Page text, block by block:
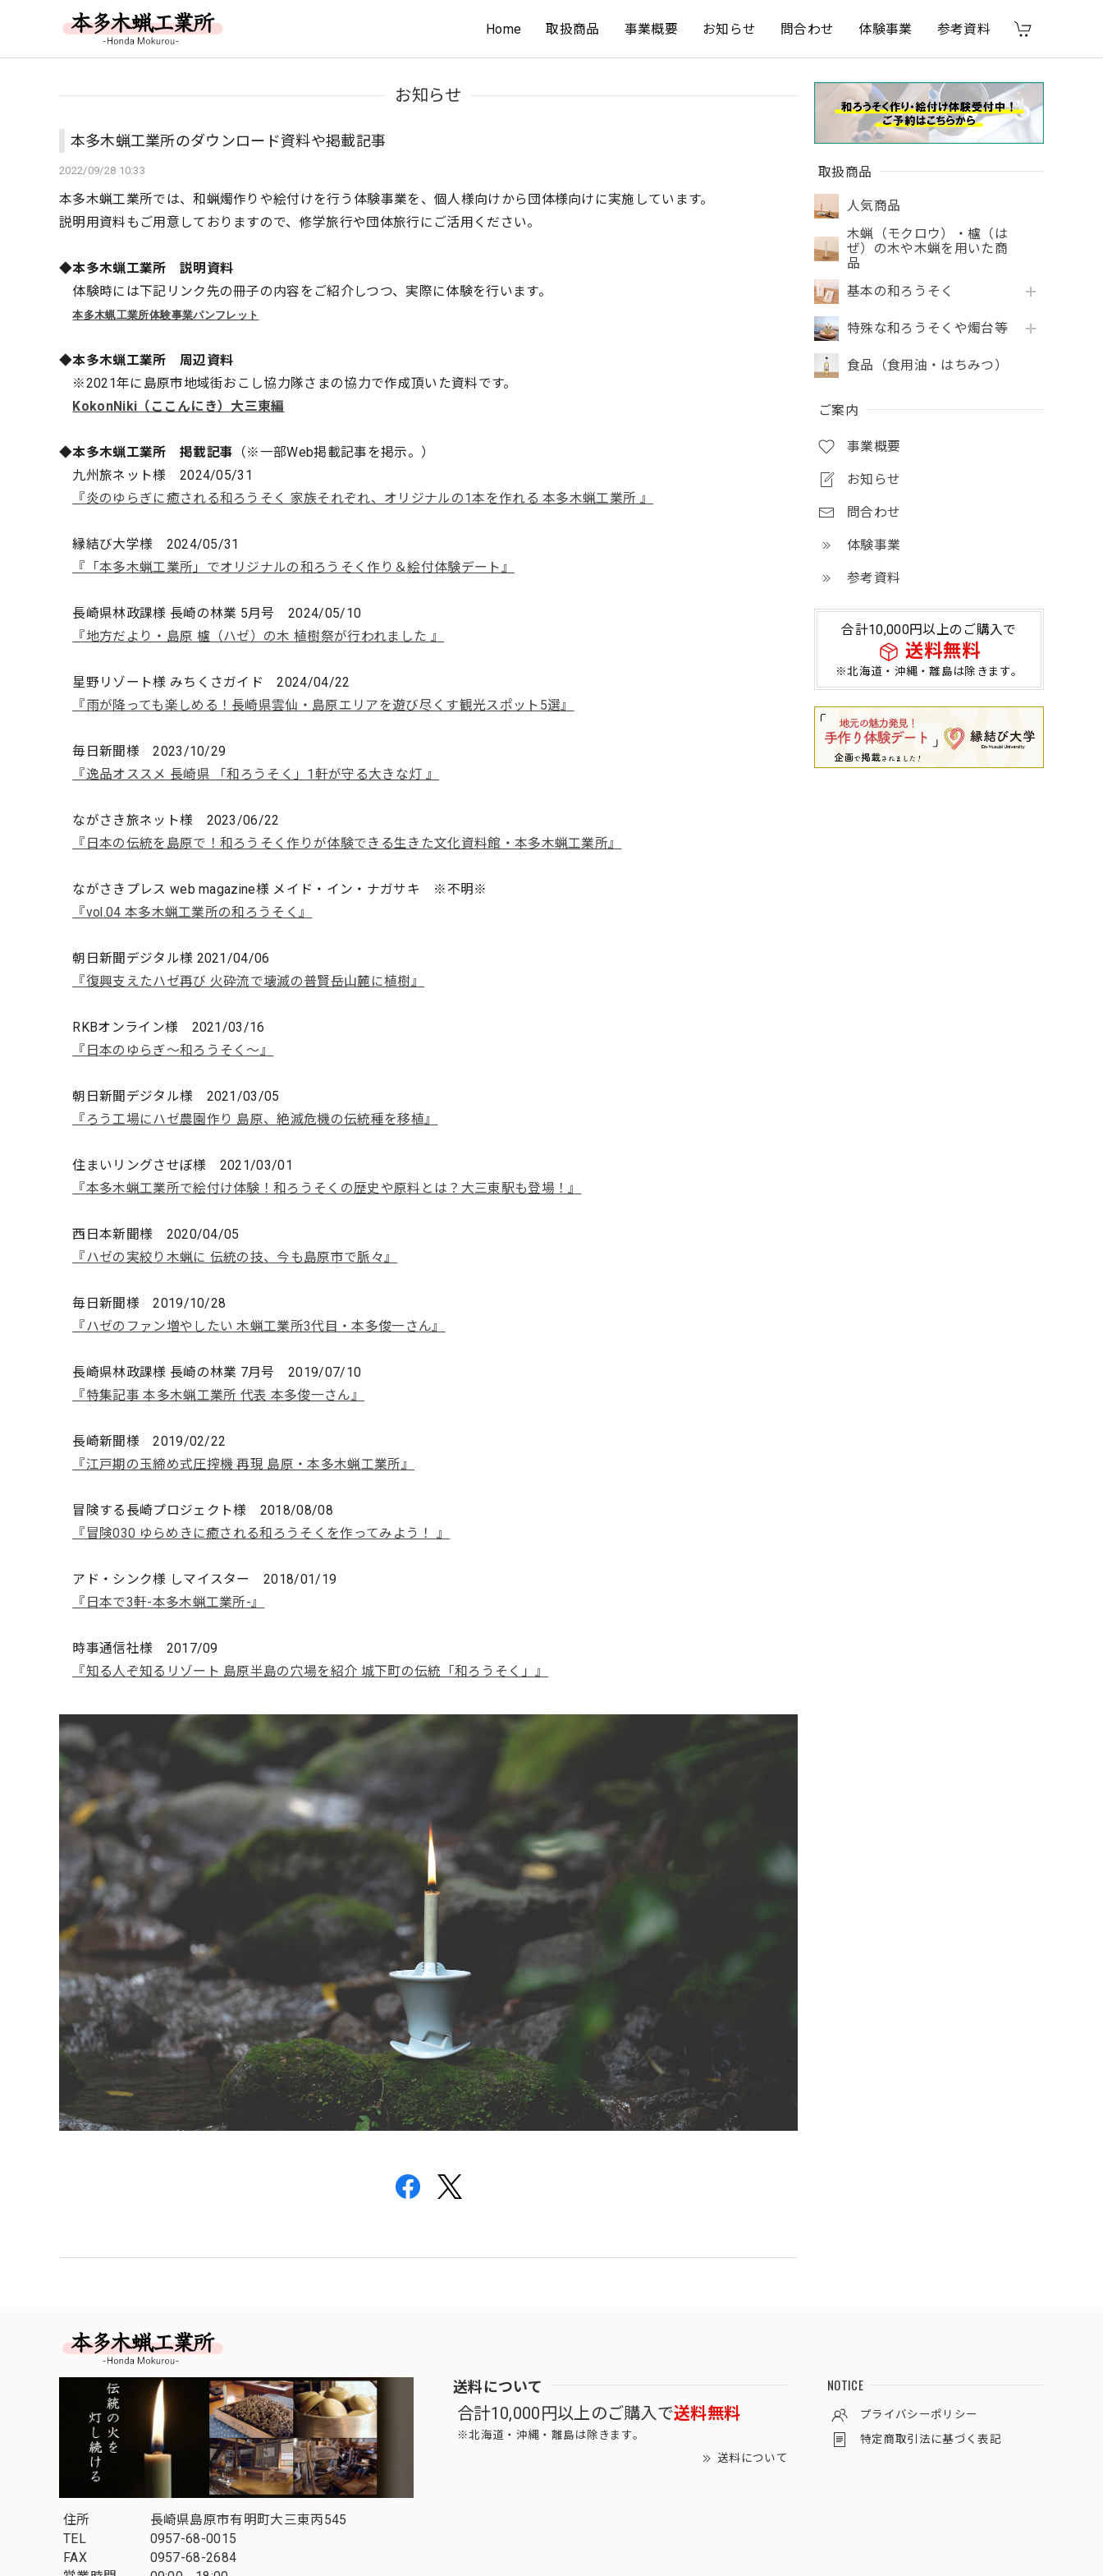
Home 取扱商品 事業概要 お知らせ 問合わせ 体験事業 参考資料
取扱商品
人気商品
木蝋（モクロウ）・櫨（は
ぜ）の木や木蝋を用いた商
品
基本の和ろうそく
特殊な和ろうそくや燭台等
食品（食用油・はちみつ）
ご案内
事業概要
お知らせ
問合わせ
体験事業
参考資料
合計10,000円以上のご購入で
送料無料
※北海道・沖縄・離島は除きます。
お知らせ
本多木蝋工業所のダウンロード資料や掲載記事
2022/09/28 10:33
本多木蝋工業所では、和蝋燭作りや絵付けを行う体験事業を、個人様向けから団体様向けに実施しています。
説明用資料もご用意しておりますので、修学旅行や団体旅行にご活用ください。
◆本多木蝋工業所 説明資料
体験時には下記リンク先の冊子の内容をご紹介しつつ、実際に体験を行います。
本多木蝋工業所体験事業パンフレット
◆本多木蝋工業所 周辺資料
※2021年に島原市地域街おこし協力隊さまの協力で作成頂いた資料です。
KokonNiki（ここんにき）大三東編
◆本多木蝋工業所 掲載記事 （※一部Web掲載記事を掲示。）
九州旅ネット様 2024/05/31
『炎のゆらぎに癒される和ろうそく 家族それぞれ、オリジナルの1本を作れる 本多木蝋工業所 』
縁結び大学様 2024/05/31
『「本多木蝋工業所」でオリジナルの和ろうそく作り＆絵付体験デート』
長崎県林政課様 長崎の林業 5月号 2024/05/10
『地方だより・島原 櫨（ハゼ）の木 植樹祭が行われました 』
星野リゾート様 みちくさガイド 2024/04/22
『雨が降っても楽しめる！長崎県雲仙・島原エリアを遊び尽くす観光スポット5選』
毎日新聞様 2023/10/29
『逸品オススメ 長崎県 「和ろうそく」1軒が守る大きな灯 』
ながさき旅ネット様 2023/06/22
『日本の伝統を島原で！和ろうそく作りが体験できる生きた文化資料館・本多木蝋工業所』
ながさきプレス web magazine様 メイド・イン・ナガサキ ※不明※
『vol.04 本多木蝋工業所の和ろうそく』
朝日新聞デジタル様 2021/04/06
『復興支えたハゼ再び 火砕流で壊滅の普賢岳山麓に植樹』
RKBオンライン様 2021/03/16
『日本のゆらぎ～和ろうそく～』
朝日新聞デジタル様 2021/03/05
『ろう工場にハゼ農園作り 島原、絶滅危機の伝統種を移植』
住まいリングさせぼ様 2021/03/01
『本多木蝋工業所で絵付け体験！和ろうそくの歴史や原料とは？大三東駅も登場！』
西日本新聞様 2020/04/05
『ハゼの実絞り木蝋に 伝統の技、今も島原市で脈々』
毎日新聞様 2019/10/28
『ハゼのファン増やしたい 木蝋工業所3代目・本多俊一さん』
長崎県林政課様 長崎の林業 7月号 2019/07/10
『特集記事 本多木蝋工業所 代表 本多俊一さん』
長崎新聞様 2019/02/22
『江戸期の玉締め式圧搾機 再現 島原・本多木蝋工業所』
冒険する長崎プロジェクト様 2018/08/08
『冒険030 ゆらめきに癒される和ろうそくを作ってみよう！ 』
アド・シンク様 しマイスター 2018/01/19
『日本で3軒-本多木蝋工業所-』
時事通信社様 2017/09
『知る人ぞ知るリゾート 島原半島の穴場を紹介 城下町の伝統「和ろうそく」』
住所
長崎県島原市有明町大三東丙545
TEL
0957-68-0015
FAX
0957-68-2684
送料について
合計10,000円以上のご購入で送料無料
※北海道・沖縄・離島は除きます。
送料について
NOTICE
プライバシーポリシー
特定商取引法に基づく表記